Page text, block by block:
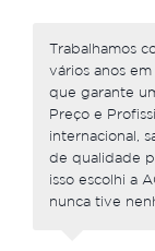
Trabalhamos
vários anos
que garante
Preço e
internacional,
de qualidade
isso escolhi a
nunca tive